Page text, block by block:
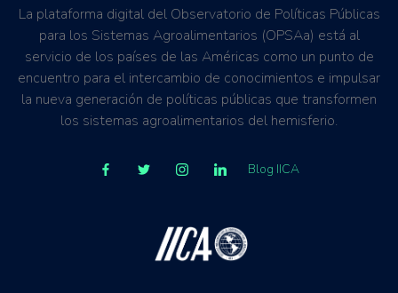
La plataforma digital del Observatorio de Políticas Públicas
para los Sistemas Agroalimentarios (OPSAa) está al
servicio de los países de las Américas como un punto de
encuentro para el intercambio de conocimientos e impulsar
la nueva generación de políticas públicas que transformen
los sistemas agroalimentarios del hemisferio.
Blog IICA